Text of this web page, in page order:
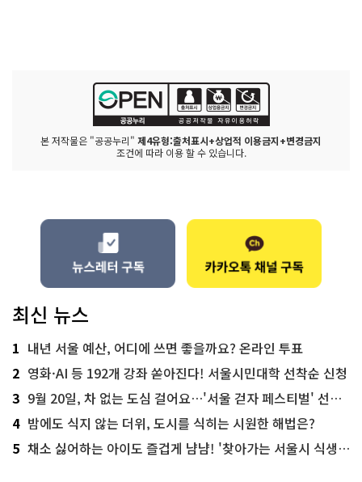
본 저작물은 "공공누리" 제4유형:출처표시+상업적 이용금지+변경금지
조건에 따라 이용 할 수 있습니다.
최신 뉴스
1 내년 서울 예산, 어디에 쓰면 좋을까요? 온라인 투표
2 영화·AI 등 192개 강좌 쏟아진다! 서울시민대학 선착순 신청
3 9월 20일, 차 없는 도심 걸어요…'서울 걷자 페스티벌' 선착순 5천명
4 밤에도 식지 않는 더위, 도시를 식히는 시원한 해법은?
5 채소 싫어하는 아이도 즐겁게 냠냠! '찾아가는 서울시 식생활 교육' 현장